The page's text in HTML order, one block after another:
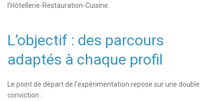
l’Hôtellerie-Restauration-Cuisine.
L’objectif : des parcours
adaptés à chaque profil
Le point de départ de l’expérimentation repose sur une double
conviction :